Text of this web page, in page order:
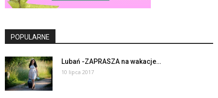
POPULARNE
Lubań -ZAPRASZA na wakacje…
10 lipca 2017